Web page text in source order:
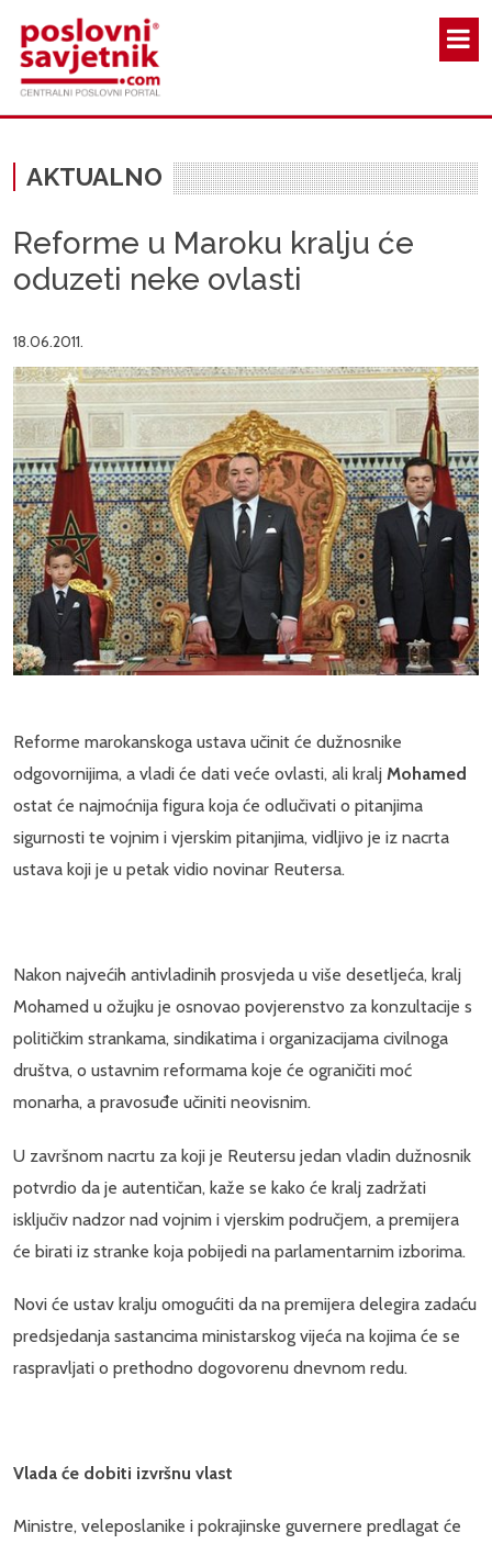
AKTUALNO
Reforme u Maroku kralju će
oduzeti neke ovlasti
18.06.2011.
Reforme marokanskoga ustava učinit će dužnosnike
odgovornijima, a vladi će dati veće ovlasti, ali kralj Mohamed
ostat će najmoćnija figura koja će odlučivati o pitanjima
sigurnosti te vojnim i vjerskim pitanjima, vidljivo je iz nacrta
ustava koji je u petak vidio novinar Reutersa.
Nakon najvećih antivladinih prosvjeda u više desetljeća, kralj
Mohamed u ožujku je osnovao povjerenstvo za konzultacije s
političkim strankama, sindikatima i organizacijama civilnoga
društva, o ustavnim reformama koje će ograničiti moć
monarha, a pravosuđe učiniti neovisnim.
U završnom nacrtu za koji je Reutersu jedan vladin dužnosnik
potvrdio da je autentičan, kaže se kako će kralj zadržati
isključiv nadzor nad vojnim i vjerskim područjem, a premijera
će birati iz stranke koja pobijedi na parlamentarnim izborima.
Novi će ustav kralju omogućiti da na premijera delegira zadaću
predsjedanja sastancima ministarskog vijeća na kojima će se
raspravljati o prethodno dogovorenu dnevnom redu.
Vlada će dobiti izvršnu vlast
Ministre, veleposlanike i pokrajinske guvernere predlagat će